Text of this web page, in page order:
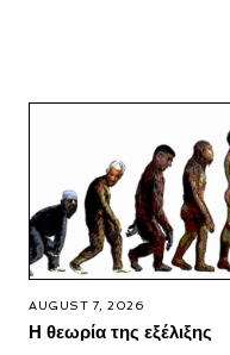
AUGUST 7, 2026
Η θεωρία της εξέλιξης